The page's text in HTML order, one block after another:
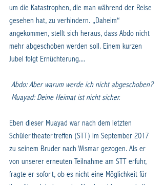
um die Katastrophen, die man während der Reise
gesehen hat, zu verhindern. „Daheim“
angekommen, stellt sich heraus, dass Abdo nicht
mehr abgeschoben werden soll. Einem kurzen
Jubel folgt Ernüchterung....
Abdo: Aber warum werde ich nicht abgeschoben?
Muayad: Deine Heimat ist nicht sicher.
Eben dieser Muayad war nach dem letzten
Schülertheatertreffen (STT) im September 2017
zu seinem Bruder nach Wismar gezogen. Als er
von unserer erneuten Teilnahme am STT erfuhr,
fragte er sofort, ob es nicht eine Möglichkeit für